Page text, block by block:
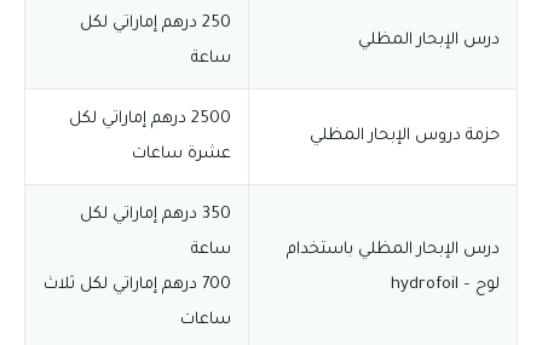
درس الإبحار المظلي
250 درهم إماراتي لكل
ساعة
حزمة دروس الإبحار المظلي
2500 درهم إماراتي لكل
عشرة ساعات
درس الإبحار المظلي باستخدام
لوح – hydrofoil
350 درهم إماراتي لكل
ساعة
700 درهم إماراتي لكل ثلاث
ساعات